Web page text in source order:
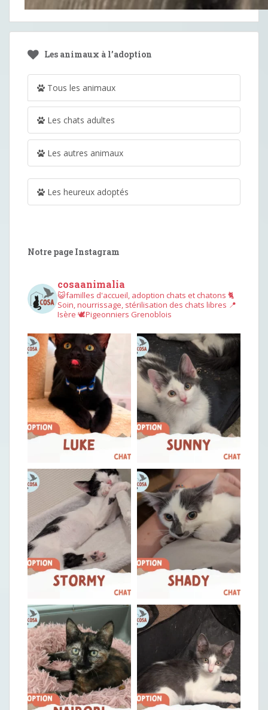
Les animaux à l’adoption
Tous les animaux
Les chats adultes
Les autres animaux
Les heureux adoptés
Notre page Instagram
cosaanimalia
😺familles d'accueil, adoption chats et chatons 🐈
Soin, nourrissage, stérilisation des chats libres 📍
Isère 🕊︎Pigeonniers Grenoblois